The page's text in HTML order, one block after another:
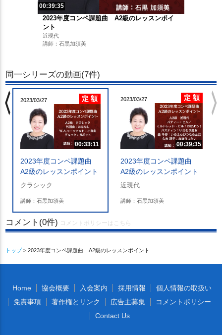
00:39:35
2023年度コンペ課題曲 A2級のレッスンポイ
ント
近現代
講師：石黒加須美
同一シリーズの動画(7件)
2023/03/27 定 額
00:33:11
2023年度コンペ課題曲
A2級のレッスンポイント
クラシック
講師：石黒加須美
2023/03/27 定 額
00:39:35
2023年度コンペ課題曲
A2級のレッスンポイント
近現代
講師：石黒加須美
chevron_left chevron_right
コメント(0件) コメントポリシーはこちら
トップ> 2023年度コンペ課題曲 A2級のレッスンポイント
Home 協会概要 入会案内 採用情報
個人情報の取扱い
免責事項
著作権とリンク 広告主募集
コメントポリシー
Contact Us